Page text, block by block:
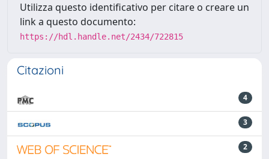
Utilizza questo identificativo per citare o creare un
link a questo documento:
https://hdl.handle.net/2434/722815
Citazioni
4
3
2